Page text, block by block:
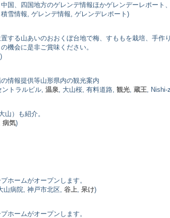
国、四国地方のゲレンデ情報ほかゲレンデーレポート
雪情報, ゲレンデ情報, ゲレンデレポート)
する山あいのおおくぼ台地で梅、すももを栽培、手
機会に是非ご賞味ください。
)
情報提供等山形県内の観光案内
トラルビル, 温泉 , 大山桜, 有料道路, 観光 蔵王 ,
）も紹介。
病気)
ホームがオープンします。
山病院, 神戸市北区, 谷上 呆け)
ホームがオープンします。